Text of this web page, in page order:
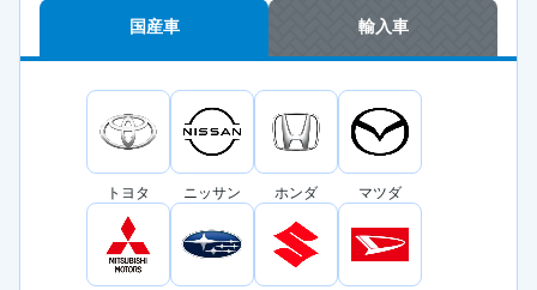
国産車 輸入車
トヨタ ニッサン ホンダ マツダ